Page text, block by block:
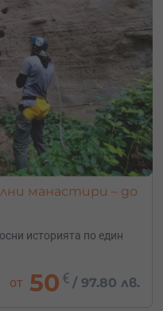
манастири – до
историята по един
от 50 € /97.80 лв.